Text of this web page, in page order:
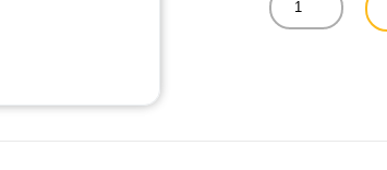
FILTRON